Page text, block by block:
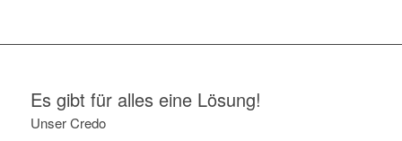
Es gibt für alles eine Lösung!
Unser Credo